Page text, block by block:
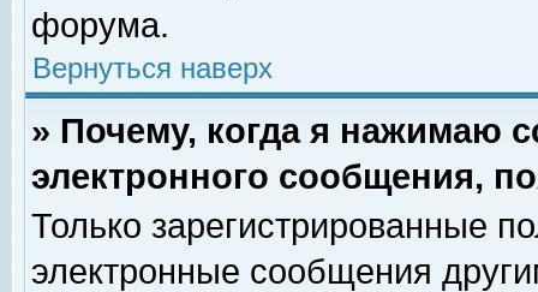
форума.
Вернуться наверх
» Почему, когда я нажимаю
электронного сообщения,
Только зарегистрированные
электронные сообщения